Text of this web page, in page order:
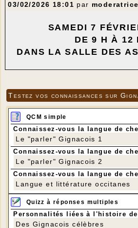
03/02/2026 18:01 par moderatrice
SAMEDI 7
DE 9 H À 12
DANS LA SALLE DES
Testez vos connaissances sur
QCM simple
Connaissez-vous la langue de
Le "parler" Gignacois 1
Connaissez-vous la langue de
Le "parler" Gignacois 2
Connaissez-vous la langue de
Langue et littérature occitanes
Quizz à réponses multiples
Personnalités liées à l'histoire
Des Gignacois célèbres